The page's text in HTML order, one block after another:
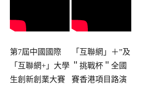
第7屆中國國際
「互聯網+」大學
生創新創業大賽
「互聯網」＋”及
＂挑戰杯＂全國
賽香港項目路演